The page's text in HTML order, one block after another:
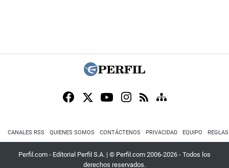
CANALES RSS QUIENES SOMOS CONTÁCTENOS PRIVACIDAD EQUIPO
Perfil.com - Editorial Perfil S.A. | © Perfil.com 2006-2026 - Todos los
derechos reservados.